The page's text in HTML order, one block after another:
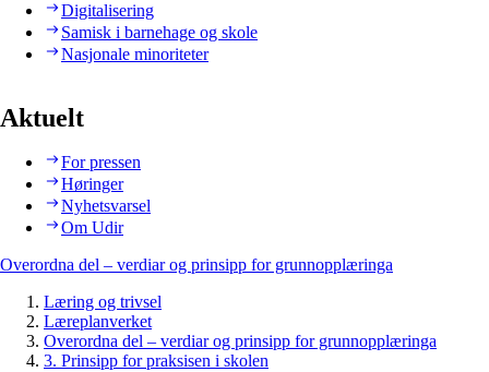
Digitalisering
Samisk i barnehage og skole
Nasjonale minoriteter
Aktuelt
For pressen
Høringer
Nyhetsvarsel
Om Udir
Overordna del – verdiar og prinsipp for grunnopplæringa
Læring og trivsel
Læreplanverket
Overordna del – verdiar og prinsipp for grunnopplæringa
3. Prinsipp for praksisen i skolen